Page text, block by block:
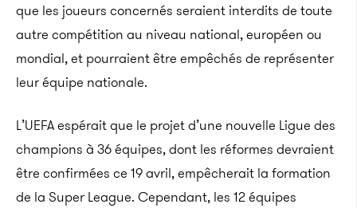
que les joueurs concernés seraient interdits de toute
autre compétition au niveau national, européen ou
mondial, et pourraient être empêchés de représenter
leur équipe nationale.
L’UEFA espérait que le projet d’une nouvelle Ligue des
champions à 36 équipes, dont les réformes devraient
être confirmées ce 19 avril, empêcherait la formation
de la Super League. Cependant, les 12 équipes